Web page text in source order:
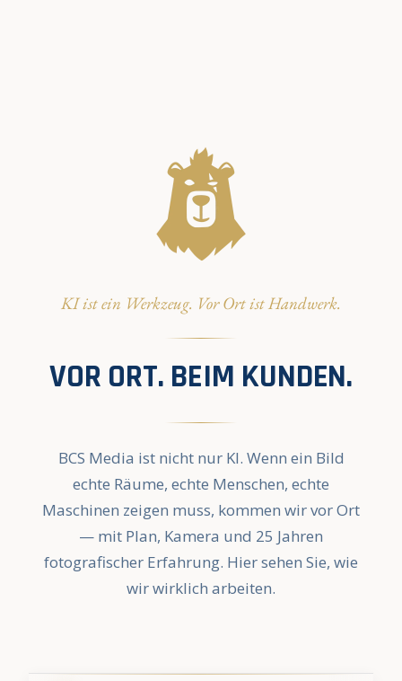
KI ist ein Werkzeug. Vor Ort ist Handwerk.
VOR ORT. BEIM KUNDEN.
BCS Media ist nicht nur KI. Wenn ein Bild
echte Räume, echte Menschen, echte
Maschinen zeigen muss, kommen wir vor Ort
— mit Plan, Kamera und 25 Jahren
fotografischer Erfahrung. Hier sehen Sie, wie
wir wirklich arbeiten.